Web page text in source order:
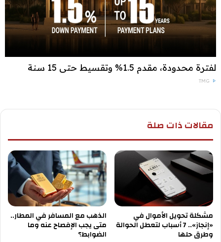
لفترة محدودة، مقدم 1.5% وتقسيط حتى 15 سنة
TMG
مقالات ذات صلة
مشكلة تحويل الأموال في
«إنجاز».. 7 أسباب لتعطل الحوالة
وطرق حلها
الذهب مع المسافر في المطار..
متى يجب الإفصاح عنه وما
الضوابط؟